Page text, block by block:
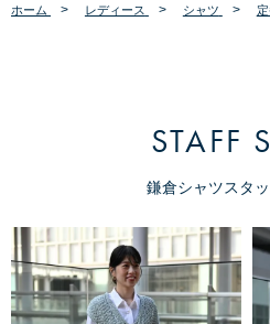
ホーム > レディース > シャツ >
STAFF
鎌倉シャツスタ